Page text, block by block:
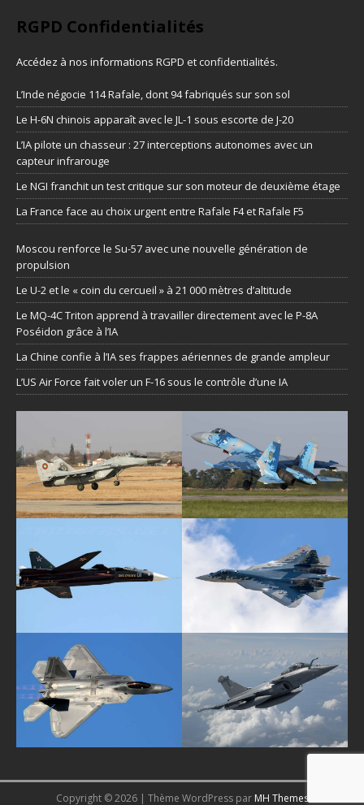
RGPD Confidentialités
Accédez à nos informations RGPD et confidentialités.
L’Inde négocie 114 Rafale, dont 94 fabriqués sur son sol
Le H-6N chinois apparaît avec le JL-1 sous escorte de J-20
L’IA pilote un chasseur : 27 interceptions autonomes avec un
capteur infrarouge
Le NGI franchit un test critique sur son moteur de deuxième étage
La France face au choix urgent entre Rafale F4 et Rafale F5
Moscou renforce le Su-57 avec une nouvelle génération de
propulsion
Le U-2 et le « coin du cercueil » à 21 000 mètres d’altitude
Le MQ-4C Triton apprend à travailler directement avec le P-8A
Poséidon grâce à l’IA
La Chine confie à l’IA ses frappes aériennes de grande ampleur
L’US Air Force fait voler un F-16 sous le contrôle d’une IA
Copyright © 2026 | Thème WordPress par MH Themes